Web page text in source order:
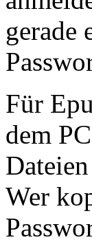
gerade
Für
dem
Wer